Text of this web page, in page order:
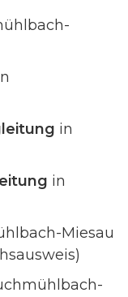
in
in
Miesau